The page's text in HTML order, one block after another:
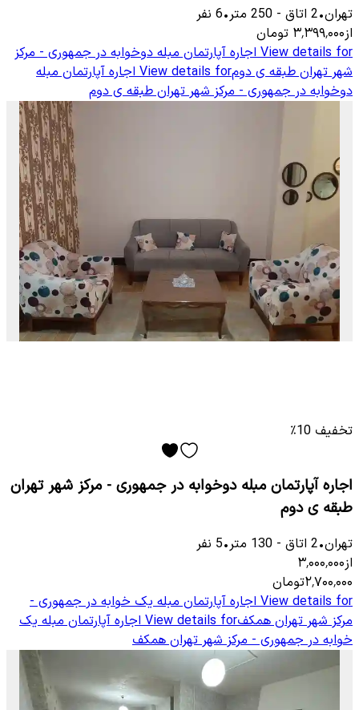
تهران•
2 اتاق -
250 متر•
6 نفر
از۳٬۳۹۹٬۰۰۰ تومان
View details for اجاره آپارتمان مبله دوخوابه در جمهوری - مرکز
شهر تهران طبقه ی دومView details for اجاره آپارتمان مبله
دوخوابه در جمهوری - مرکز شهر تهران طبقه ی دوم
تخفیف 10٪
اجاره آپارتمان مبله دوخوابه در جمهوری - مرکز شهر تهران
طبقه ی دوم
تهران•
2 اتاق -
130 متر•
5 نفر
از۳٬۰۰۰٬۰۰۰
۲٬۷۰۰٬۰۰۰تومان
View details for اجاره آپارتمان مبله یک خوابه در جمهوری -
مرکز شهر تهران همکفView details for اجاره آپارتمان مبله یک
خوابه در جمهوری - مرکز شهر تهران همکف